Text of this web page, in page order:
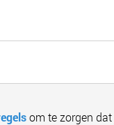
om te zorgen